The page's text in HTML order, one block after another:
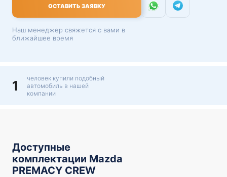
ОСТАВИТЬ ЗАЯВКУ
Наш менеджер свяжется с вами в
ближайшее время
1
человек купили подобный
автомобиль в нашей
компании
Доступные
комплектации Mazda
PREMACY CREW